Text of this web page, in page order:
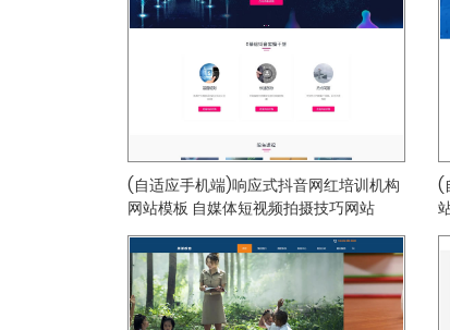
(自适应手机端)响应式抖音网红培训机构
网站模板 自媒体短视频拍摄技巧网站
(